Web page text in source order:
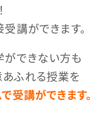
講ができます。
ができない方も
ふれる授業を
受講ができます。